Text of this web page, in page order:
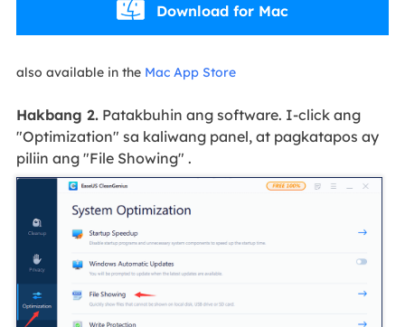
Download for Mac
also available in the Mac App Store
Hakbang 2.Patakbuhin ang software. I-click ang
"Optimization" sa kaliwang panel, at pagkatapos ay
piliin ang "File Showing" .